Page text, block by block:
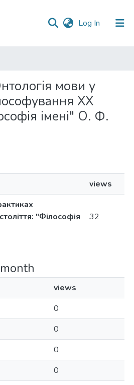
Log In (current)
мови у
ХХ
імені" О. Ф.
views
"Філософія
32
views
0
0
0
0